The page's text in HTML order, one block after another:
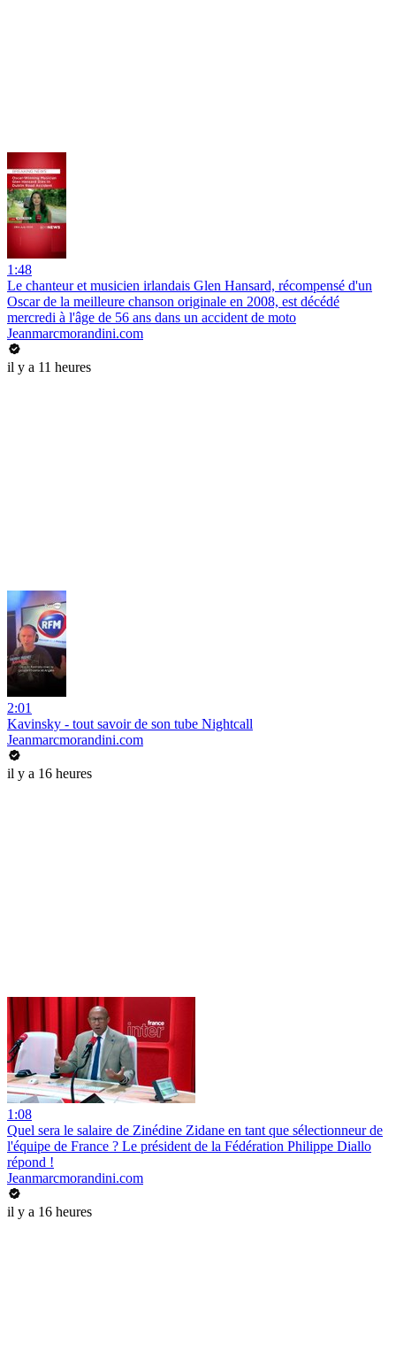
1:48
Le chanteur et musicien irlandais Glen Hansard, récompensé d'un
Oscar de la meilleure chanson originale en 2008, est décédé
mercredi à l'âge de 56 ans dans un accident de moto
Jeanmarcmorandini.com
il y a 11 heures
2:01
Kavinsky - tout savoir de son tube Nightcall
Jeanmarcmorandini.com
il y a 16 heures
1:08
Quel sera le salaire de Zinédine Zidane en tant que sélectionneur de
l'équipe de France ? Le président de la Fédération Philippe Diallo
répond !
Jeanmarcmorandini.com
il y a 16 heures